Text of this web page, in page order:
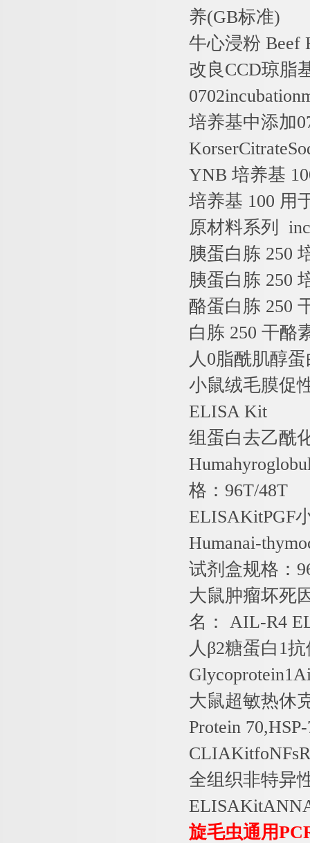
养(GB标准)
牛心浸粉 Beef
改良CCD琼脂
培养基中添加
YNB 培养基
培养基 100 用
原材料系列
胰蛋白胨 250
胰蛋白胨 250
酪蛋白胨 250
白胨 250 干酪
人0脂酰肌醇
小鼠绒毛膜促
ELISA Kit
组蛋白去乙酰
格： 96T/48T
ELISAKitPGF
Humanai-
试剂盒规格：
大鼠肿瘤坏死
名：
AIL-R4
人β2糖蛋白 1抗
大鼠超敏热休
Protein
全组织非特异
旋毛虫通用